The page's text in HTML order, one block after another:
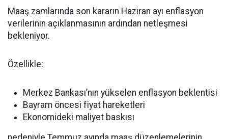
Maaş zamlarında son kararın Haziran ayı enflasyon
verilerinin açıklanmasının ardından netleşmesi
bekleniyor.
Özellikle:
Merkez Bankası’nın yükselen enflasyon beklentisi
Bayram öncesi fiyat hareketleri
Ekonomideki maliyet baskısı